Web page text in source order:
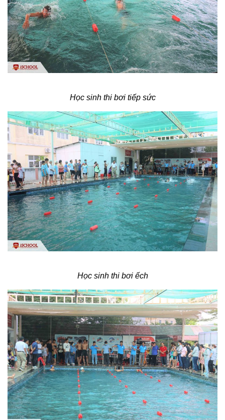
Học sinh thi bơi tiếp sức
Học sinh thi bơi ếch